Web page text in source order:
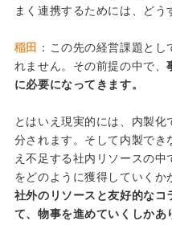
まく連携するためには、どう
稲田 ：この先の経営課題と
れません。その前提の中で、
に必要になってきます。
とはいえ現実的には、内製
分されます。そして内製でき
え不足する社内リソースの
をどのように獲得していくか
社外のリソースと友好的なコ
て、物事を進めていくしかあ